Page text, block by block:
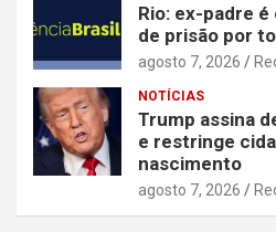
Rio: ex-padre
de prisão por
agosto 7, 2026
NOTÍCIAS
Trump assina
e restringe
nascimento
agosto 7, 2026